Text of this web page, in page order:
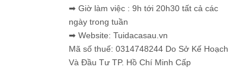
➡ Giờ làm việc : 9h tới 20h30 tất cả các
ngày trong tuần
➡ Website: Tuidacasau.vn
Mã số thuế: 0314748244 Do Sở Kế Hoạch
Và Đầu Tư TP. Hồ Chí Minh Cấp